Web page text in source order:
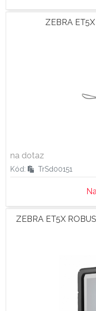
ZEBRA
na dotaz
Kód: TrSd00151
ZEBRA ET5X